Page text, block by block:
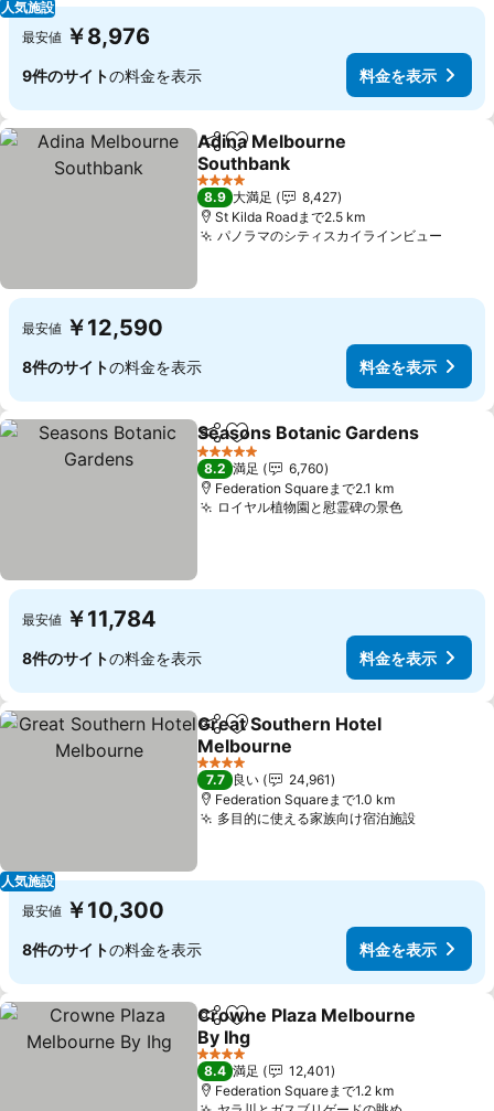
人気施設
最安値 ￥8,976
9件のサイトの料金を表示 料金を表示
シェアお気に入りに追加
Adina Melbourne
Southbank
4 ホテルのランク
8.9 大満足
8,427
St Kilda Roadまで2.5 km
パノラマのシティスカイラインビュー
最安値 ￥12,590
8件のサイトの料金を表示 料金を表示
シェアお気に入りに追加
Seasons Botanic Gardens
5 ホテルのランク
8.2 満足
6,760
Federation Squareまで2.1 km
ロイヤル植物園と慰霊碑の景色
最安値 ￥11,784
8件のサイトの料金を表示 料金を表示
人気施設
シェアお気に入りに追加
Great Southern Hotel
Melbourne
4 ホテルのランク
7.7 良い
24,961
Federation Squareまで1.0 km
多目的に使える家族向け宿泊施設
最安値 ￥10,300
8件のサイトの料金を表示 料金を表示
シェアお気に入りに追加
Crowne Plaza Melbourne
By Ihg
4 ホテルのランク
8.4 満足
12,401
Federation Squareまで1.2 km